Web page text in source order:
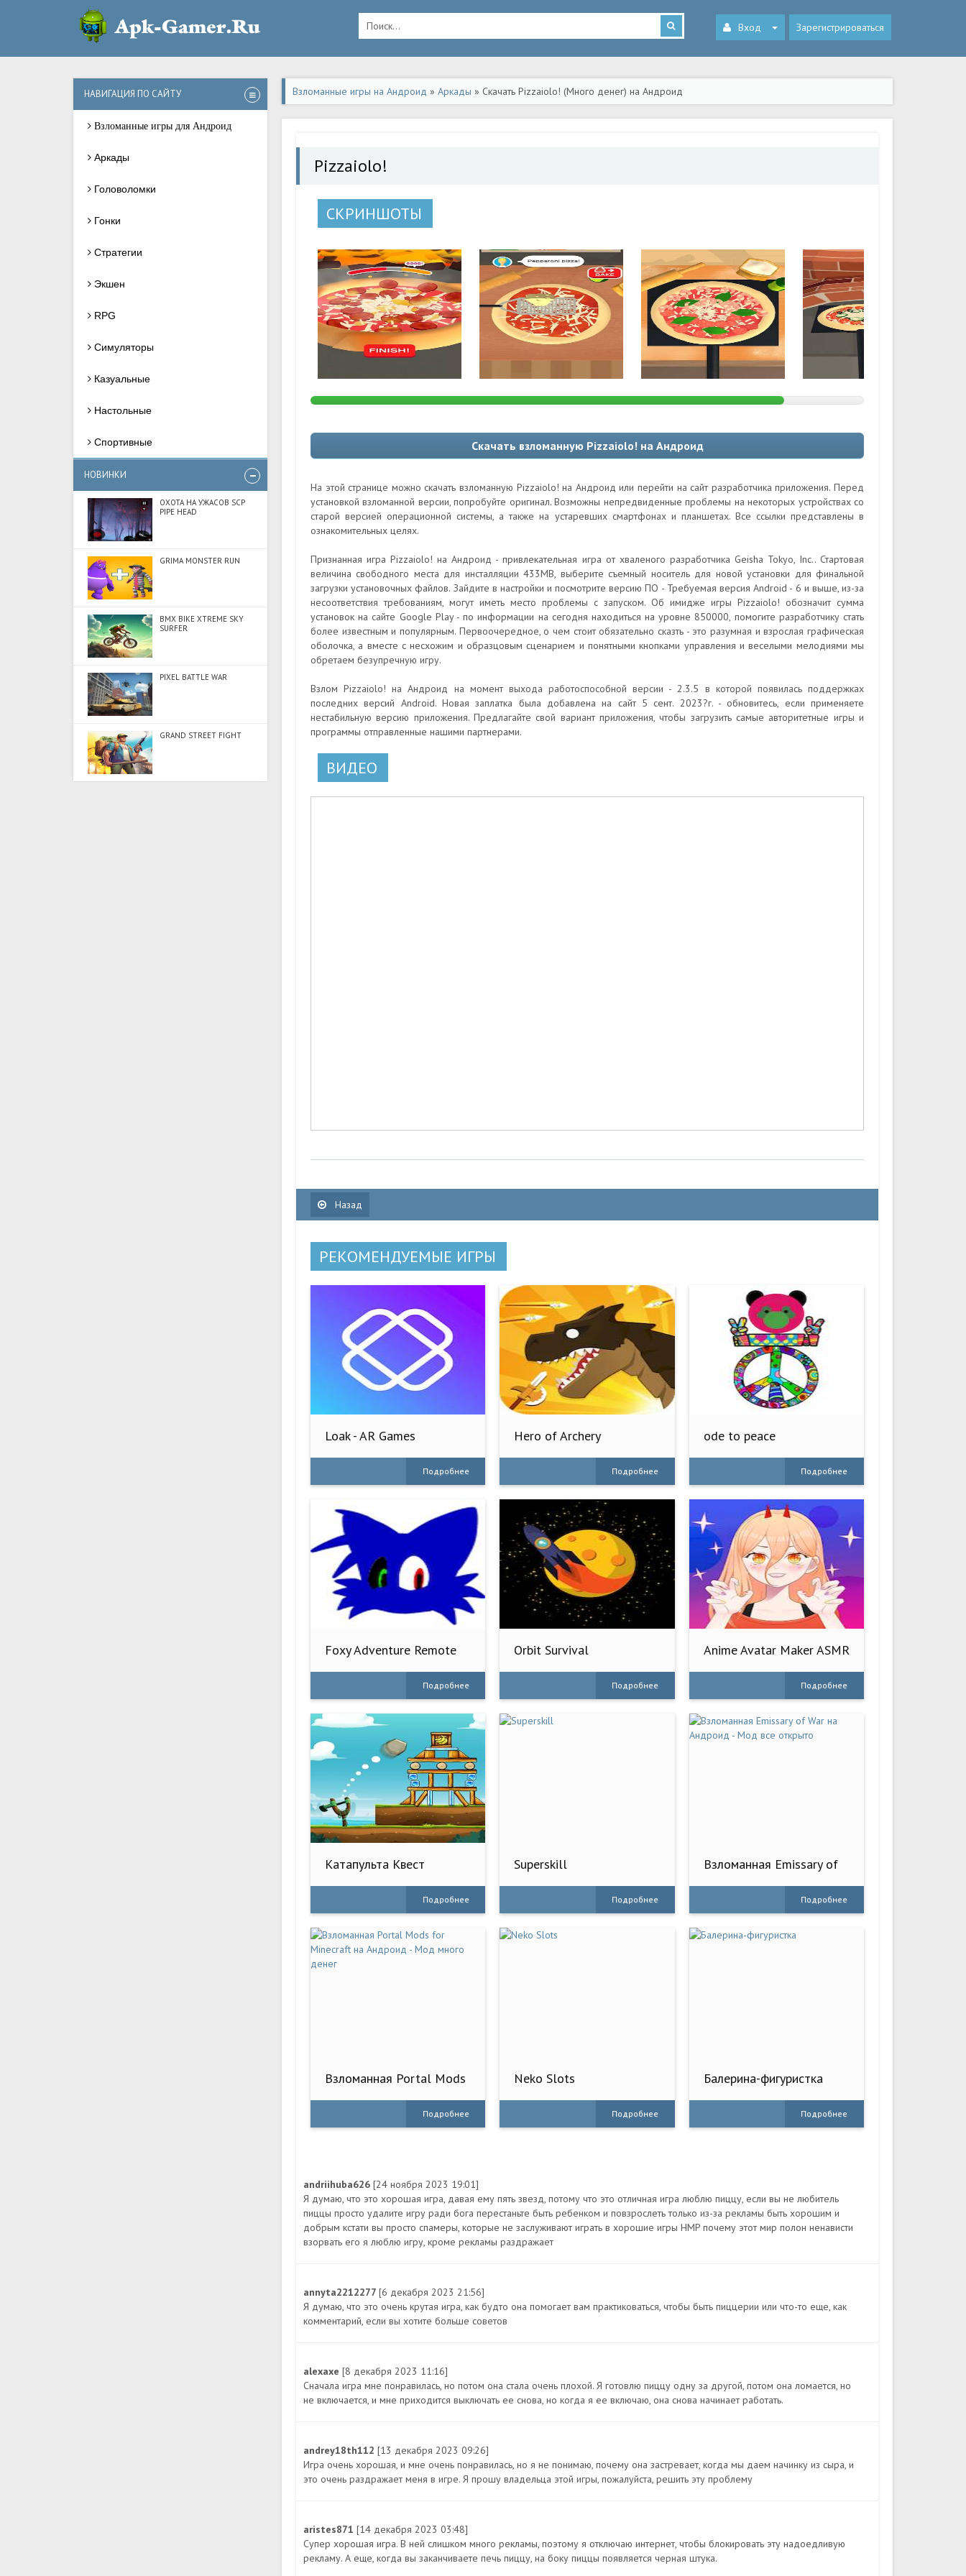
Вход Зарегистрироваться
НАВИГАЦИЯ ПО САЙТУ
Взломанные игры для Андроид
Аркады
Головоломки
Гонки
Стратегии
Экшен
RPG
Симуляторы
Казуальные
Настольные
Спортивные
НОВИНКИ
ОХОТА НА УЖАСОВ SCP
PIPE HEAD
GRIMA MONSTER RUN
BMX BIKE XTREME SKY
SURFER
PIXEL BATTLE WAR
GRAND STREET FIGHT
Взломанные игры на Андроид » Аркады » Скачать Pizzaiolo! (Много денег) на Андроид
Pizzaiolo!
СКРИНШОТЫ
Скачать взломанную Pizzaiolo! на Андроид
На этой странице можно скачать взломанную Pizzaiolo! на Андроид или перейти на сайт разработчика приложения. Перед
установкой взломанной версии, попробуйте оригинал. Возможны непредвиденные проблемы на некоторых устройствах со
старой версией операционной системы, а также на устаревших смартфонах и планшетах. Все ссылки представлены в
ознакомительных целях.
Признанная игра Pizzaiolo! на Андроид - привлекательная игра от хваленого разработчика Geisha Tokyo, Inc.. Стартовая
величина свободного места для инсталляции 433MB, выберите съемный носитель для новой установки для финальной
загрузки установочных файлов. Зайдите в настройки и посмотрите версию ПО - Требуемая версия Android - 6 и выше, из-за
несоответствия требованиям, могут иметь место проблемы с запуском. Об имидже игры Pizzaiolo! обозначит сумма
установок на сайте Google Play - по информации на сегодня находиться на уровне 850000, помогите разработчику стать
более известным и популярным. Первоочередное, о чем стоит обязательно сказть - это разумная и взрослая графическая
оболочка, а вместе с несхожим и образцовым сценарием и понятными кнопками управления и веселыми мелодиями мы
обретаем безупречную игру.
Взлом Pizzaiolo! на Андроид на момент выхода работоспособной версии - 2.3.5 в которой появилась поддержках
последних версий Android. Новая заплатка была добавлена на сайт 5 сент. 2023?г. - обновитесь, если применяете
нестабильную версию приложения. Предлагайте свой вариант приложения, чтобы загрузить самые авторитетные игры и
программы отправленные нашими партнерами.
ВИДЕО
Назад
РЕКОМЕНДУЕМЫЕ ИГРЫ
Loak - AR Games
Подробнее
Hero of Archery
Подробнее
ode to peace
Подробнее
Foxy Adventure Remote
Подробнее
Orbit Survival
Подробнее
Anime Avatar Maker ASMR
Подробнее
Катапульта Квест
Подробнее
Superskill
Подробнее
Взломанная Emissary of
все открыто
Подробнее
Взломанная Portal Mods
- Мод много денегПодробнее
Neko Slots
Подробнее
Балерина-фигуристка
Подробнее
andriihuba626 [24 ноября 2023 19:01]
Я думаю, что это хорошая игра, давая ему пять звезд, потому что это отличная игра люблю пиццу, если вы не любитель
пиццы просто удалите игру ради бога перестаньте быть ребенком и повзрослеть только из-за рекламы быть хорошим и
добрым кстати вы просто спамеры, которые не заслуживают играть в хорошие игры HMP почему этот мир полон ненависти
взорвать его я люблю игру, кроме рекламы раздражает
annyta2212277 [6 декабря 2023 21:56]
Я думаю, что это очень крутая игра, как будто она помогает вам практиковаться, чтобы быть пиццерии или что-то еще, как
комментарий, если вы хотите больше советов
alexaxe [8 декабря 2023 11:16]
Сначала игра мне понравилась, но потом она стала очень плохой. Я готовлю пиццу одну за другой, потом она ломается, но
не включается, и мне приходится выключать ее снова, но когда я ее включаю, она снова начинает работать.
andrey18th112 [13 декабря 2023 09:26]
Игра очень хорошая, и мне очень понравилась, но я не понимаю, почему она застревает, когда мы даем начинку из сыра, и
это очень раздражает меня в игре. Я прошу владельца этой игры, пожалуйста, решить эту проблему
aristes871 [14 декабря 2023 03:48]
Супер хорошая игра. В ней слишком много рекламы, поэтому я отключаю интернет, чтобы блокировать эту надоедливую
рекламу. А еще, когда вы заканчиваете печь пиццу, на боку пиццы появляется черная штука.